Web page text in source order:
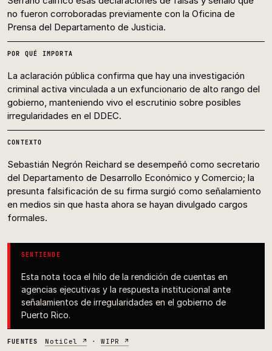
no fueron corroboradas previamente con la Oficina de
Prensa del Departamento de Justicia.
POR QUÉ IMPORTA
La aclaración pública confirma que hay una investigación
criminal activa vinculada a un exfuncionario de alto rango del
gobierno, manteniendo vivo el escrutinio sobre posibles
irregularidades en el DDEC.
CONTEXTO
Sebastián Negrón Reichard se desempeñó como secretario
del Departamento de Desarrollo Económico y Comercio; la
presunta falsificación de su firma surgió como señalamiento
en medios sin que hasta ahora se hayan divulgado cargos
formales.
SENTIENDE
Esta nota toca el hilo de la rendición de cuentas en
agencias ejecutivas y la respuesta institucional ante
señalamientos de irregularidades en el gobierno de
Puerto Rico.
FUENTES NotiCel ↗ ·WIPR ↗